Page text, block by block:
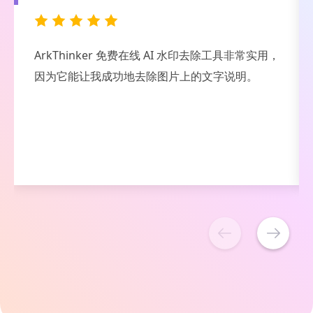
我喜欢使用ArkThinker水印去除器来去除图像中的
水印和徽标；这个工具既简单又先进。